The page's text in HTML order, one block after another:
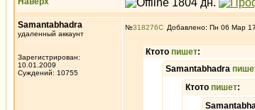
Samantabhadra
удаленный аккаунт
Зарегистрирован:
10.01.2009
Суждений: 10755
№318276 Добавлено: Пн 06 Мар
Ктото пишет:
Samantabhadra
Ктото пишет: